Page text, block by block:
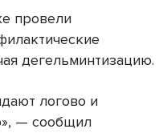
провели
дегельминтизацию.
логово и
— сообщил